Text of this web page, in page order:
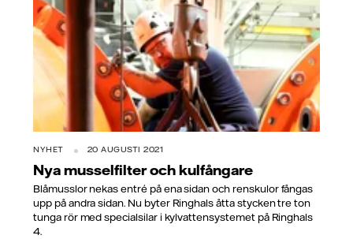
NYHET 20 AUGUSTI 2021
Nya musselfilter och kulfångare
Blåmusslor nekas entré på ena sidan och renskulor fångas
upp på andra sidan. Nu byter Ringhals åtta stycken tre ton
tunga rör med specialsilar i kylvattensystemet på Ringhals
4.